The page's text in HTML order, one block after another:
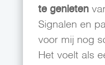
te genieten
Signalen en
voor mij nog
Het voelt als